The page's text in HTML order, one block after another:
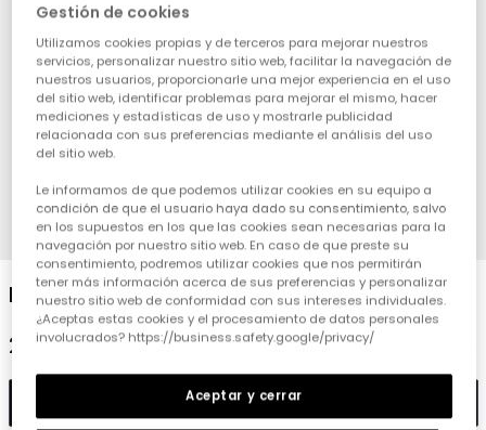
1 2 3 4
Pantaló folrat nen marró
25,95 €
Afegir
Gestión de cookies
Utilizamos cookies propias y de terceros para mejorar nuestros
servicios, personalizar nuestro sitio web, facilitar la navegación de
nuestros usuarios, proporcionarle una mejor experiencia en el uso
del sitio web, identificar problemas para mejorar el mismo, hacer
mediciones y estadísticas de uso y mostrarle publicidad
relacionada con sus preferencias mediante el análisis del uso
del sitio web.
Le informamos de que podemos utilizar cookies en su equipo a
condición de que el usuario haya dado su consentimiento, salvo
en los supuestos en los que las cookies sean necesarias para la
navegación por nuestro sitio web. En caso de que preste su
consentimiento, podremos utilizar cookies que nos permitirán
tener más información acerca de sus preferencias y personalizar
nuestro sitio web de conformidad con sus intereses individuales.
¿Aceptas estas cookies y el procesamiento de datos personales
involucrados? https://business.safety.google/privacy/
Aceptar y cerrar